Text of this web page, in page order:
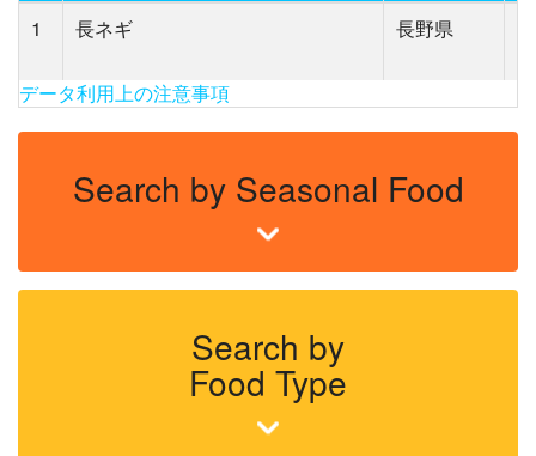
1
長ネギ 長野県
データ利用上の注意事項
Search by Seasonal Food
Search by
Food Type